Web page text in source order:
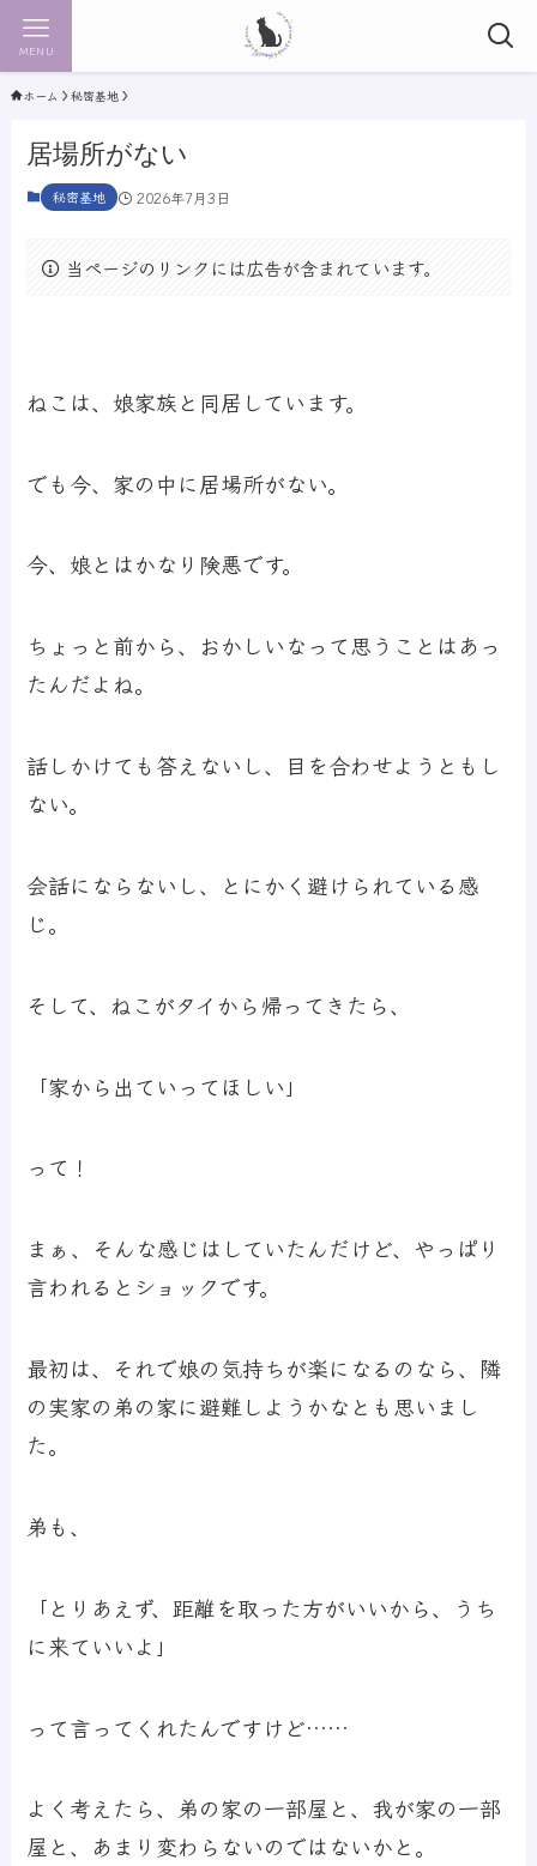
MENU
ホーム 秘密基地
居場所がない
秘密基地 2026年7月3日
当ページのリンクには広告が含まれています。
ねこは、娘家族と同居しています。
でも今、家の中に居場所がない。
今、娘とはかなり険悪です。
ちょっと前から、おかしいなって思うことはあっ
たんだよね。
話しかけても答えないし、目を合わせようともし
ない。
会話にならないし、とにかく避けられている感
じ。
そして、ねこがタイから帰ってきたら、
「家から出ていってほしい」
って！
まぁ、そんな感じはしていたんだけど、やっぱり
言われるとショックです。
最初は、それで娘の気持ちが楽になるのなら、隣
の実家の弟の家に避難しようかなとも思いまし
た。
弟も、
「とりあえず、距離を取った方がいいから、うち
に来ていいよ」
って言ってくれたんですけど……
よく考えたら、弟の家の一部屋と、我が家の一部
屋と、あまり変わらないのではないかと。